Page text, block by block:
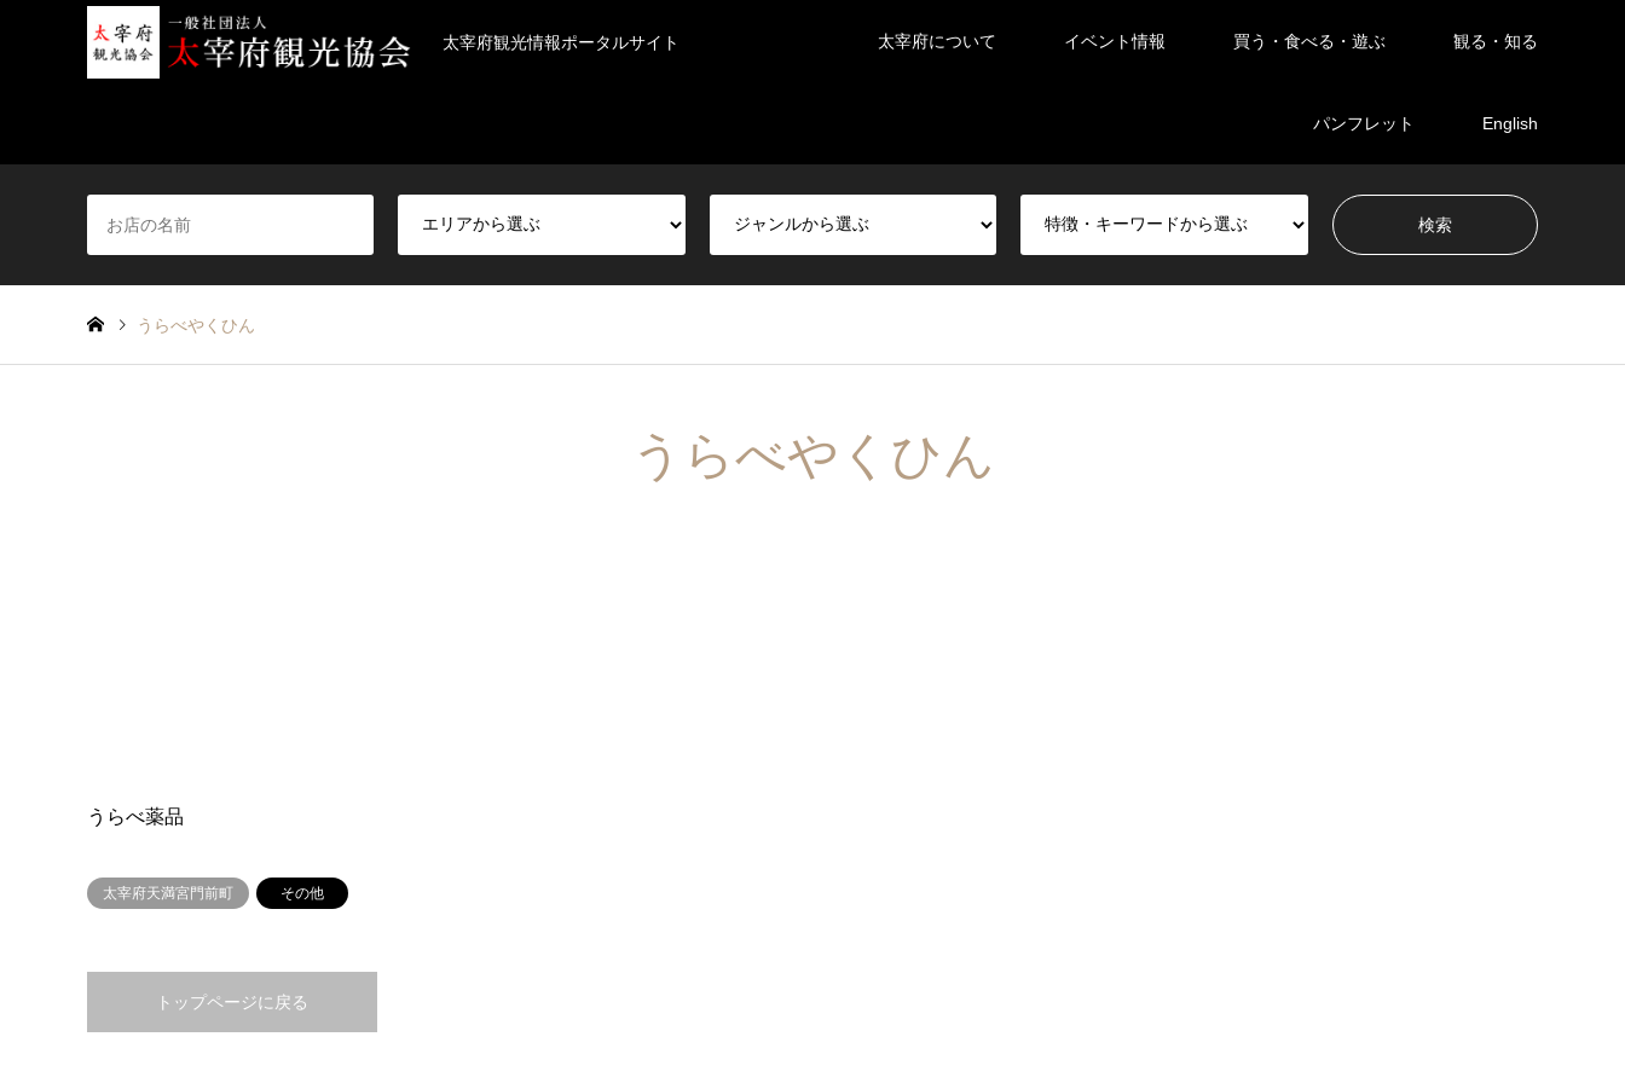
太宰府観光情報ポータルサイト 太宰府について イベント情報 買う・食べる・遊ぶ 観る・知る
パンフレット English
うらべやくひん
うらべやくひん
うらべ薬品
太宰府天満宮門前町 その他
トップページに戻る